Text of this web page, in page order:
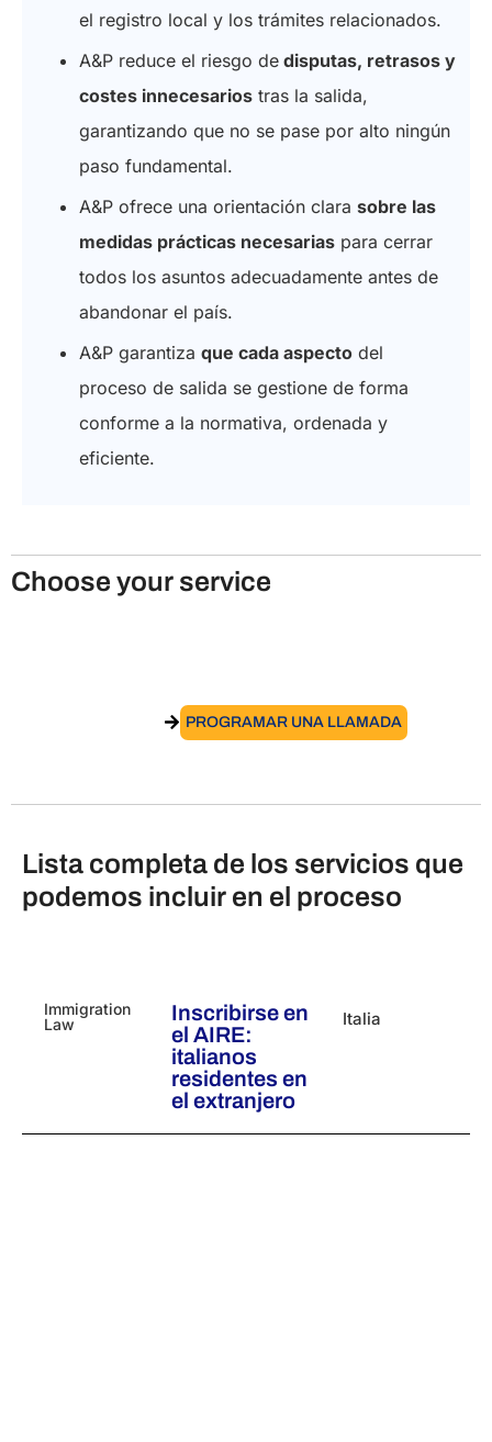
el registro local y los trámites relacionados.
A&P reduce el riesgo de disputas, retrasos y
costes innecesarios tras la salida,
garantizando que no se pase por alto ningún
paso fundamental.
A&P ofrece una orientación clarasobre las
medidas prácticas necesarias para cerrar
todos los asuntos adecuadamente antes de
abandonar el país.
A&P garantizaque cada aspecto del
proceso de salida se gestione de forma
conforme a la normativa, ordenada y
eficiente.
Choose your service
PROGRAMAR UNA LLAMADA
Lista completa de los servicios que
podemos incluir en el proceso
Immigration
Law
Inscribirse en
el AIRE:
italianos
residentes en
el extranjero
Italia